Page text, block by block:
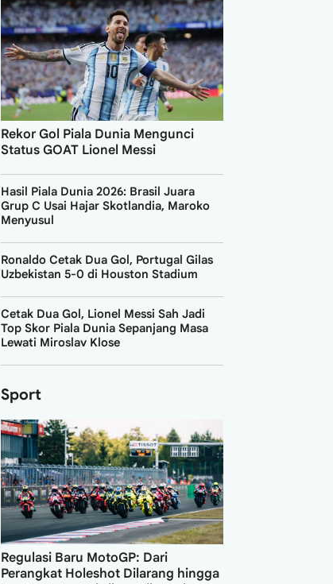
Rekor Gol Piala Dunia Mengunci
Status GOAT Lionel Messi
Hasil Piala Dunia 2026: Brasil Juara
Grup C Usai Hajar Skotlandia, Maroko
Menyusul
Ronaldo Cetak Dua Gol, Portugal Gilas
Uzbekistan 5-0 di Houston Stadium
Cetak Dua Gol, Lionel Messi Sah Jadi
Top Skor Piala Dunia Sepanjang Masa
Lewati Miroslav Klose
Sport
Regulasi Baru MotoGP: Dari
Perangkat Holeshot Dilarang hingga